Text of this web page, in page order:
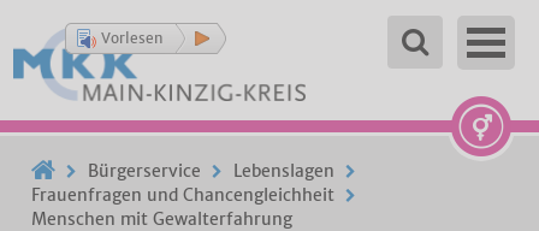
Vorlesen
Bürgerservice
Lebenslagen
Frauenfragen und Chancengleichheit
Menschen mit Gewalterfahrung